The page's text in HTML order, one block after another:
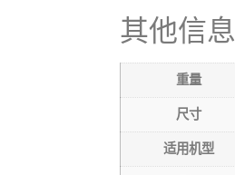
其他信息
重量
尺寸
适用机型